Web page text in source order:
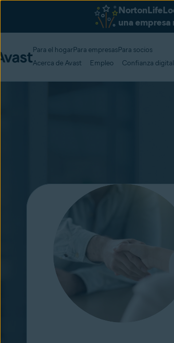
una
Para el hogarPara empresasPara socios
Acerca de Avast
Empleo Confianza digital